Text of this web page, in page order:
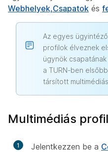
Webhelyek,Csapatok és
Az egyes
profilok élveznek
ügynök
a TURN-ben
társított
Multimédiás
1 Jelentkezzen be a